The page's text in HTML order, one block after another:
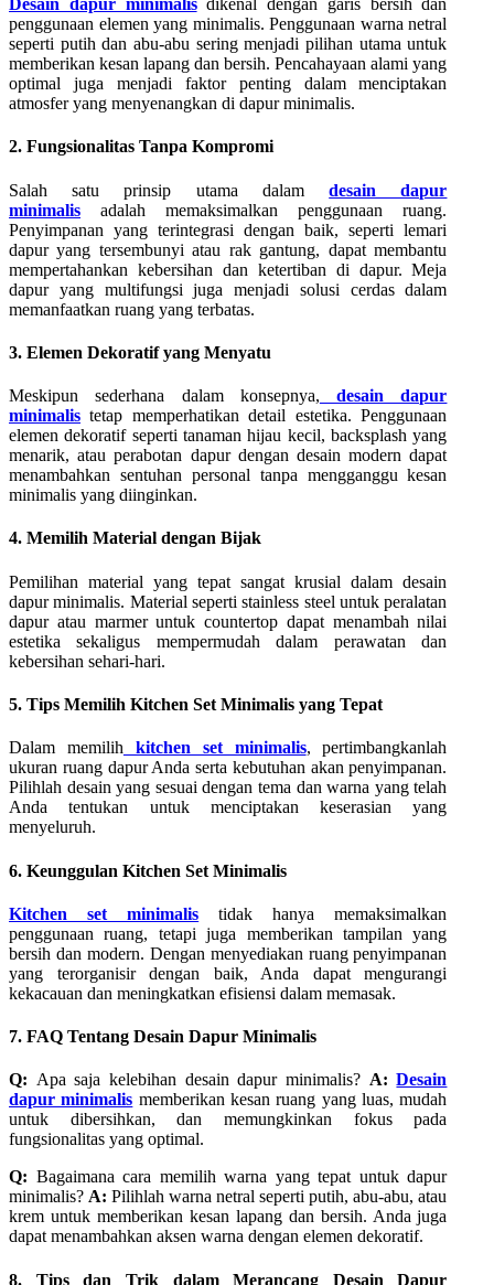
Desain dapur minimalisdikenal dengan garis bersih dan
penggunaan elemen yang minimalis. Penggunaan warna netral
seperti putih dan abu-abu sering menjadi pilihan utama untuk
memberikan kesan lapang dan bersih. Pencahayaan alami yang
optimal juga menjadi faktor penting dalam menciptakan
atmosfer yang menyenangkan di dapur minimalis.
2. Fungsionalitas Tanpa Kompromi
Salah satu prinsip utama dalamdesain dapur
minimalis
adalah memaksimalkan penggunaan ruang.
Penyimpanan yang terintegrasi dengan baik, seperti lemari
dapur yang tersembunyi atau rak gantung, dapat membantu
mempertahankan kebersihan dan ketertiban di dapur. Meja
dapur yang multifungsi juga menjadi solusi cerdas dalam
memanfaatkan ruang yang terbatas.
3. Elemen Dekoratif yang Menyatu
Meskipun sederhana dalam konsepnya, desain dapur
minimalis tetap memperhatikan detail estetika. Penggunaan
elemen dekoratif seperti tanaman hijau kecil, backsplash yang
menarik, atau perabotan dapur dengan desain modern dapat
menambahkan sentuhan personal tanpa mengganggu kesan
minimalis yang diinginkan.
4. Memilih Material dengan Bijak
Pemilihan material yang tepat sangat krusial dalam desain
dapur minimalis. Material seperti stainless steel untuk peralatan
dapur atau marmer untuk countertop dapat menambah nilai
estetika sekaligus mempermudah dalam perawatan dan
kebersihan sehari-hari.
5. Tips Memilih Kitchen Set Minimalis yang Tepat
Dalam memilih kitchen set minimalis, pertimbangkanlah
ukuran ruang dapur Anda serta kebutuhan akan penyimpanan.
Pilihlah desain yang sesuai dengan tema dan warna yang telah
Anda tentukan untuk menciptakan keserasian yang
menyeluruh.
6. Keunggulan Kitchen Set Minimalis
Kitchen set minimalis tidak hanya memaksimalkan
penggunaan ruang, tetapi juga memberikan tampilan yang
bersih dan modern. Dengan menyediakan ruang penyimpanan
yang terorganisir dengan baik, Anda dapat mengurangi
kekacauan dan meningkatkan efisiensi dalam memasak.
7. FAQ Tentang Desain Dapur Minimalis
Q: Apa saja kelebihan desain dapur minimalis? A:Desain
dapur minimalis memberikan kesan ruang yang luas, mudah
untuk dibersihkan, dan memungkinkan fokus pada
fungsionalitas yang optimal.
Q: Bagaimana cara memilih warna yang tepat untuk dapur
minimalis? A: Pilihlah warna netral seperti putih, abu-abu, atau
krem untuk memberikan kesan lapang dan bersih. Anda juga
dapat menambahkan aksen warna dengan elemen dekoratif.
8. Tips dan Trik dalam Merancang Desain Dapur